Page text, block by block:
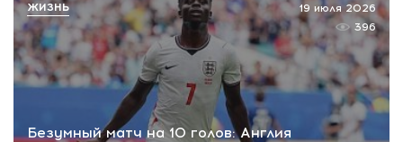
Безумный матч на 10 голов: Англия
19 июля 2026
396
ЖИЗНЬ